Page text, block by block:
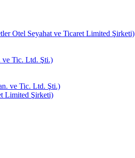
Otel Seyahat ve Ticaret Limited Şirketi)
ve Tic. Ltd. Şti.)
ve Tic. Ltd. Şti.)
Limited Şirketi)